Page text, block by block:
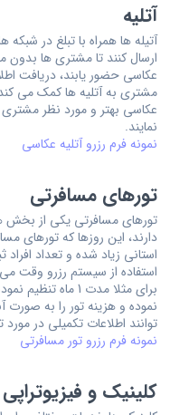
آتلیه
آتیله ها همراه با تبلغ در شبکه
ارسال کنند تا مشتری ها بدون
عکاسی حضور یابند، دریافت
مشتری به آتلیه ها کمک می
عکاسی بهتر و مورد نظر
نمایند.
نمونه فرم رزرو آتلیه عکاسی
تورهای مسافرتی
تورهای مسافرتی یکی از بخش
دارند، این روزها که تورهای
استانی زیاد شده و تعداد
استفاده از سیستم رزرو وقت
برای مثلا مدت 1
نموده و هزینه تور را به صورت
توانند اطلاعات تکمیلی در مورد
نمونه فرم رزرو تور مسافرتی
کلینیک و فیزیوتراپی